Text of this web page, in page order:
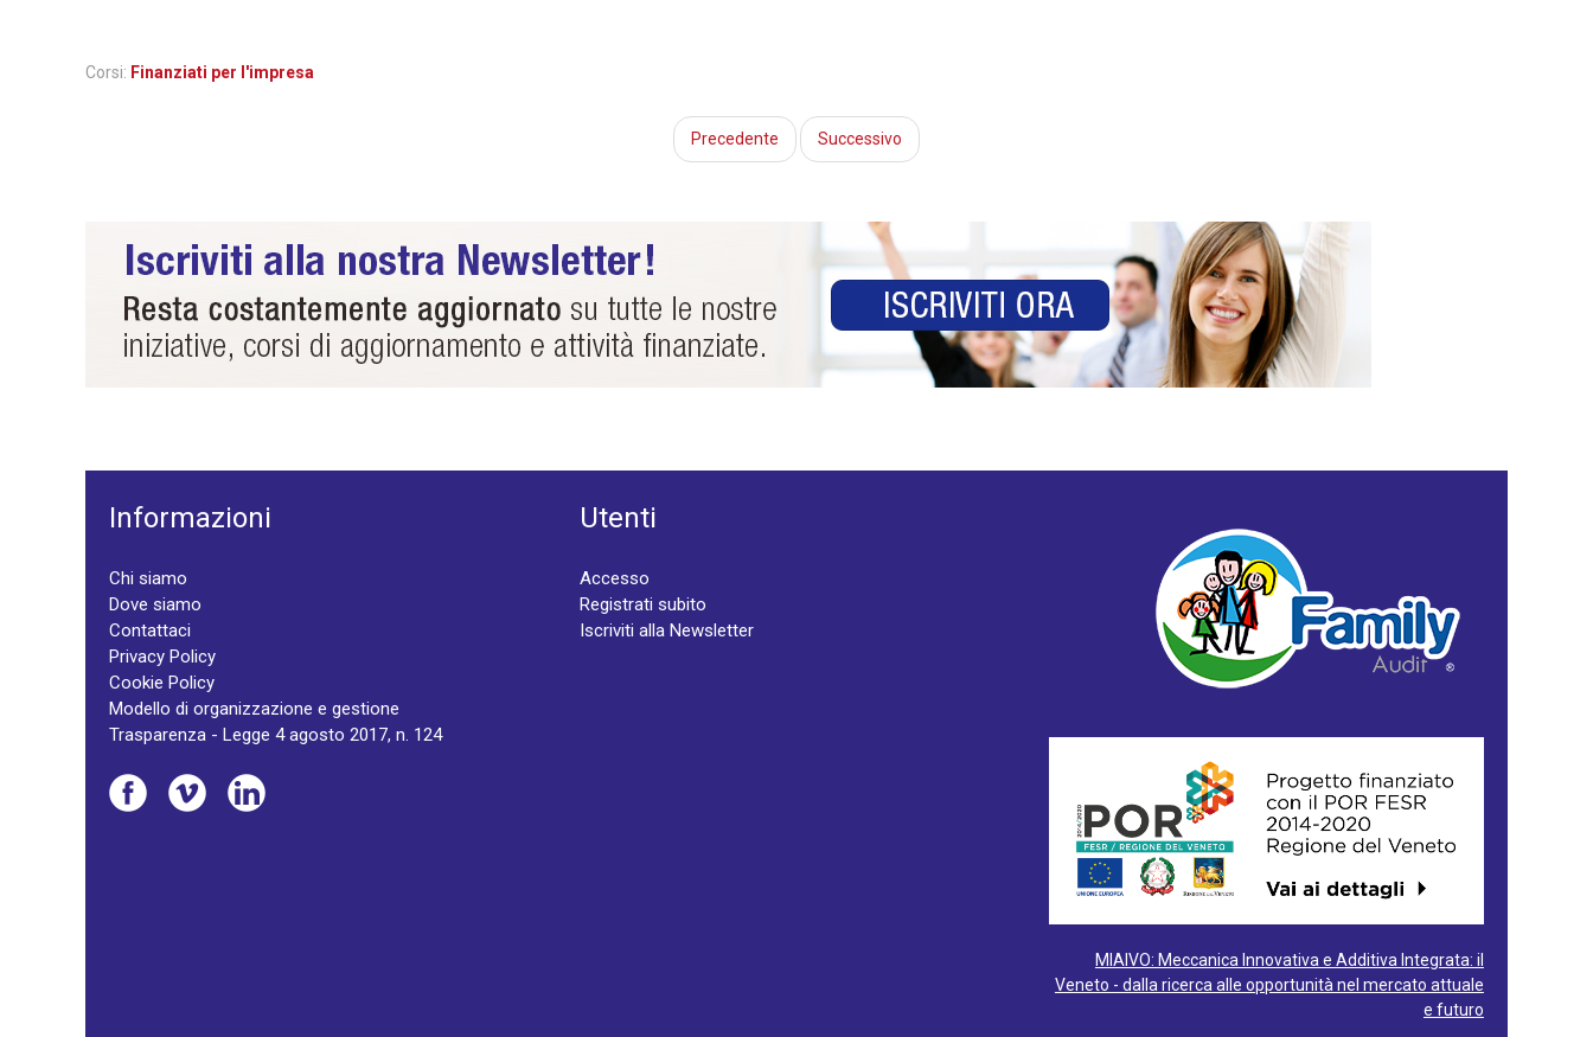
Corsi: Finanziati per l'impresa
Precedente Successivo
Informazioni
Chi siamo
Dove siamo
Contattaci
Privacy Policy
Cookie Policy
Modello di organizzazione e gestione
Trasparenza - Legge 4 agosto 2017, n. 124
Utenti
Accesso
Registrati subito
Iscriviti alla Newsletter
MIAIVO: Meccanica Innovativa e Additiva Integrata: il
Veneto - dalla ricerca alle opportunità nel mercato attuale
e futuro